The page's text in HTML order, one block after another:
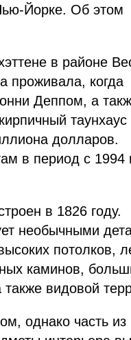
Йорке. Об этом
в районе
проживала, когда
Деппом, а
таунхаус
долларов.
в период с 1994
в 1826 году.
необычными
потолков,
каминов,
видовой
однако часть